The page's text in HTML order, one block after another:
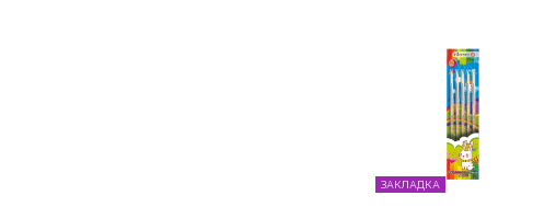
ЗАКЛАДКА